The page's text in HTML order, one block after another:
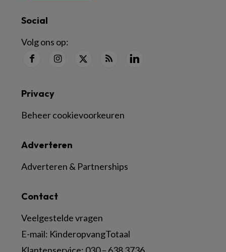
Social
Volg ons op:
Contact
Veelgestelde vragen
E-mail: KinderopvangTotaal
Adverteren
Adverteren & Partnerships
Privacy
Beheer cookievoorkeuren